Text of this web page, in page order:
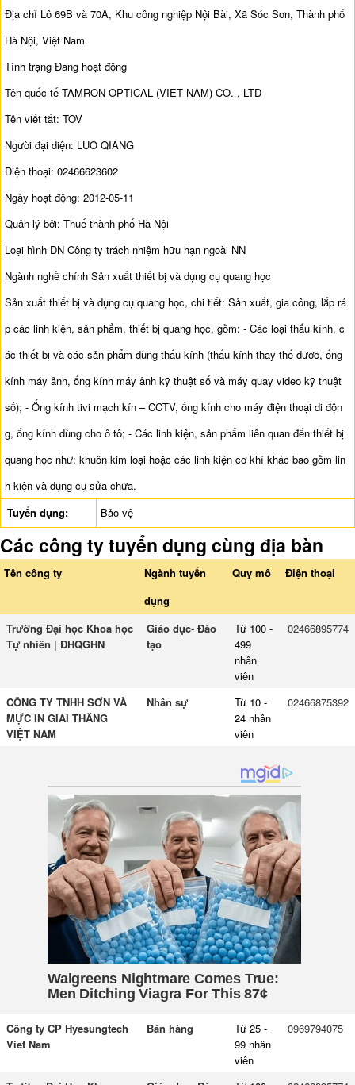
Địa chỉ Lô 69B và 70A, Khu công nghiệp Nội Bài, Xã Sóc Sơn, Thành phố
Hà Nội, Việt Nam
Tình trạng Đang hoạt động
Tên quốc tế TAMRON OPTICAL (VIET NAM) CO. , LTD
Tên viết tắt: TOV
Người đại diện: LUO QIANG
Điện thoại: 02466623602
Ngày hoạt động: 2012-05-11
Quản lý bởi: Thuế thành phố Hà Nội
Loại hình DN Công ty trách nhiệm hữu hạn ngoài NN
Ngành nghề chính Sản xuất thiết bị và dụng cụ quang học
Sản xuất thiết bị và dụng cụ quang học, chi tiết: Sản xuất, gia công, lắp rá
p các linh kiện, sản phẩm, thiết bị quang học, gồm: - Các loại thấu kính, c
ác thiết bị và các sản phẩm dùng thấu kính (thấu kính thay thế được, ống
kính máy ảnh, ống kính máy ảnh kỹ thuật số và máy quay video kỹ thuật
số); - Ống kính tivi mạch kín – CCTV, ống kính cho máy điện thoại di độn
g, ống kính dùng cho ô tô; - Các linh kiện, sản phẩm liên quan đến thiết bị
quang học như: khuôn kim loại hoặc các linh kiện cơ khí khác bao gồm lin
h kiện và dụng cụ sửa chữa.
Tuyển dụng:
Bảo vệ
Các công ty tuyển dụng cùng địa bàn
Tên công ty
Ngành tuyển
dụng
Quy mô Điện thoại
Trường Đại học Khoa học
Tự nhiên | ĐHQGHN
Giáo dục- Đào
tạo
Từ 100 -
499
nhân
viên
02466895774
CÔNG TY TNHH SƠN VÀ
MỰC IN GIAI THĂNG
VIỆT NAM
Nhân sự
Từ 10 -
24 nhân
viên
02466875392
Công ty CP Hyesungtech
Viet Nam
Bán hàng
Từ 25 -
99 nhân
viên
0969794075